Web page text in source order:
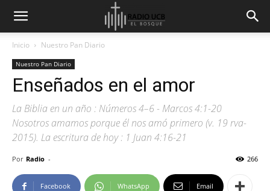
Inicio Nuestro Pan Diario
Nuestro Pan Diario
Enseñados en el amor
La Biblia en un año : Números 4–6 - Marcos 4:1-20
Nosotros amamos porque él nos amó primero (v. 19 rva-
2015). La escritura de hoy : 1 Juan 4:16-21
Por Radio - 266
Facebook WhatsApp Email